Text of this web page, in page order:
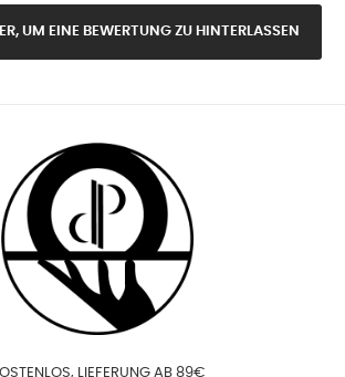
UM EINE BEWERTUNG ZU HINTERLASSEN
LIEFERUNG AB 89€